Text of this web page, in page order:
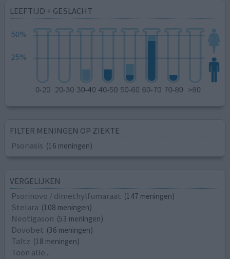
LEEFTIJD + GESLACHT
FILTER MENINGEN OP ZIEKTE
Psoriasis (16 meningen)
VERGELIJKEN
Psorinovo / dimethylfumaraat (147 meningen)
Stelara (108 meningen)
Neotigason (53 meningen)
Dovobet (36 meningen)
Taltz (18 meningen)
Toon alle...